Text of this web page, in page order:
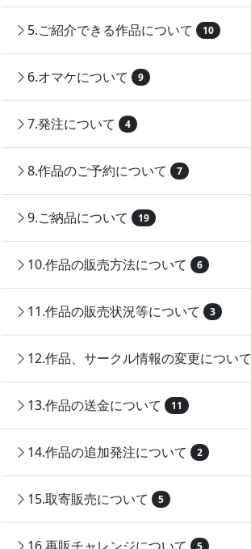
5.ご紹介できる作品について 10
6.オマケについて 9
7.発注について 4
8.作品のご予約について 7
9.ご納品について 19
10.作品の販売方法について 6
11.作品の販売状況等について 3
12.作品、サークル情報の変更について
13.作品の送金について 11
14.作品の追加発注について 2
15.取寄販売について 5
5